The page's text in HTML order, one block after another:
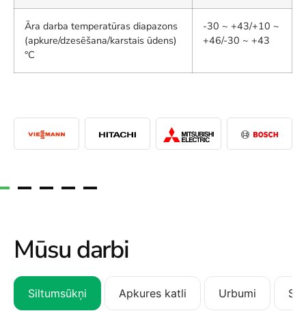
Āra darba temperatūras diapazons
(apkure/dzesēšana/karstais ūdens)
°C
-30 ~ +43/+10 ~
+46/-30 ~ +43
Mūsu darbi
Siltumsūkņi Apkures katli Urbumi